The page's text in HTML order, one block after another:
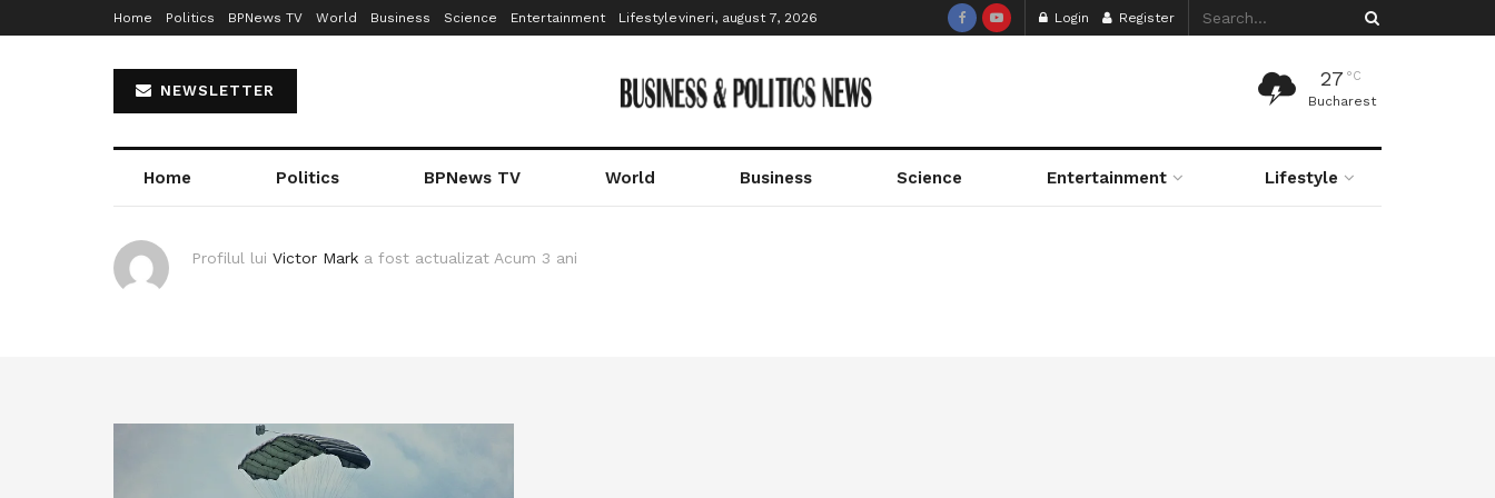
Home Politics BPNews TV World Business Science Entertainment Lifestylevineri, august 7, 2026 Login Register
NEWSLETTER
27 °C
Bucharest
Home Politics BPNews TV World Business Science Entertainment Lifestyle
Profilul lui Victor Mark a fost actualizat Acum 3 ani